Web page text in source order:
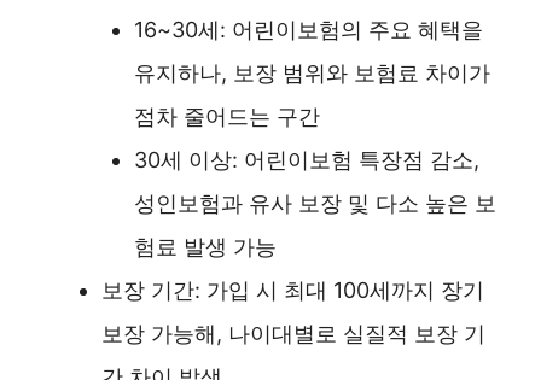
16~30세: 어린이보험의 주요 혜택을
유지하나, 보장 범위와 보험료 차이가
점차 줄어드는 구간
30세 이상: 어린이보험 특장점 감소,
성인보험과 유사 보장 및 다소 높은 보
험료 발생 가능
보장 기간: 가입 시 최대 100세까지 장기
보장 가능해, 나이대별로 실질적 보장 기